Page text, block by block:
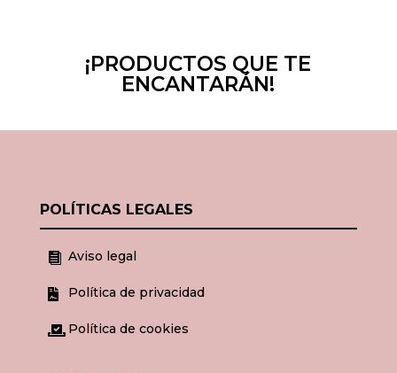
¡PRODUCTOS QUE TE
ENCANTARÁN!
POLÍTICAS LEGALES
 Aviso legal
 Política de privacidad
 Política de cookies